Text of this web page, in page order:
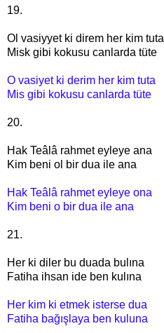
19.
Ol vasiyyet ki direm her kim tuta
Misk gibi kokusu canlarda tüte
O vasiyet ki derim her kim tuta
Mis gibi kokusu canlarda tüte
20.
Hak Teâlâ rahmet eyleye ana
Kim beni ol bir dua ile ana
Hak Teâlâ rahmet eyleye ona
Kim beni o bir dua ile ana
21.
Her ki diler bu duada bulına
Fatiha ihsan ide ben kulına
Her kim ki etmek isterse dua
Fatiha bağışlaya ben kuluna